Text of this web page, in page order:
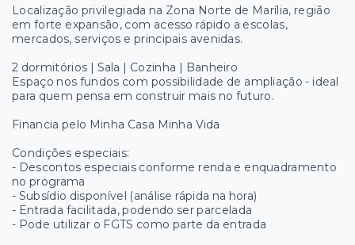
Localização privilegiada na Zona Norte de Marília, região
em forte expansão, com acesso rápido a escolas,
mercados, serviços e principais avenidas.
2 dormitórios | Sala | Cozinha | Banheiro
Espaço nos fundos com possibilidade de ampliação - ideal
para quem pensa em construir mais no futuro.
Financia pelo Minha Casa Minha Vida
Condições especiais:
- Descontos especiais conforme renda e enquadramento
no programa
- Subsídio disponível (análise rápida na hora)
- Entrada facilitada, podendo ser parcelada
- Pode utilizar o FGTS como parte da entrada